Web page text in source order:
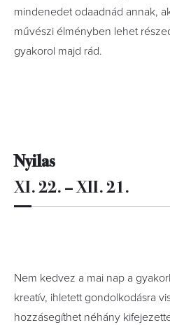
mindenedet odaadnád annak,
művészi élményben lehet
gyakorol majd rád.
Nyilas
XI. 22. – XII. 21.
Nem kedvez a mai nap a
kreatív, ihletett gondolkodásra
hozzásegíthet néhány